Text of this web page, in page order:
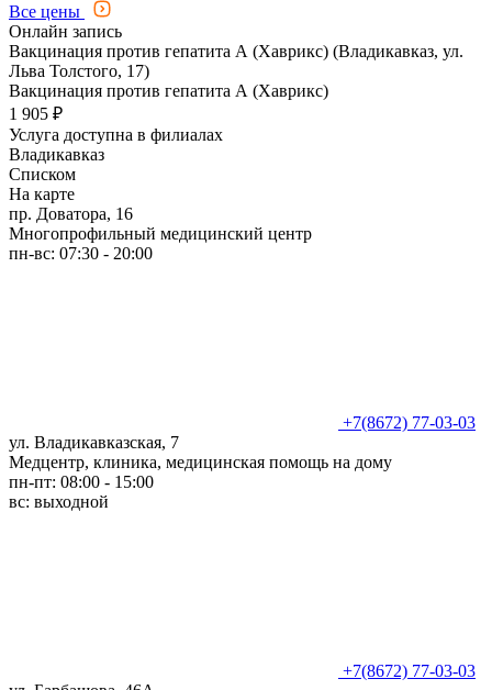
Все цены
Онлайн запись
Вакцинация против гепатита А (Хаврикс) (Владикавказ, ул.
Льва Толстого, 17)
Вакцинация против гепатита А (Хаврикс)
1 905 ₽
Услуга доступна в филиалах
Владикавказ
Списком
На карте
пр. Доватора, 16
Многопрофильный медицинский центр
пн-вс: 07:30 - 20:00
+7(8672) 77-03-03
ул. Владикавказская, 7
Медцентр, клиника, медицинская помощь на дому
пн-пт: 08:00 - 15:00
вс: выходной
+7(8672) 77-03-03